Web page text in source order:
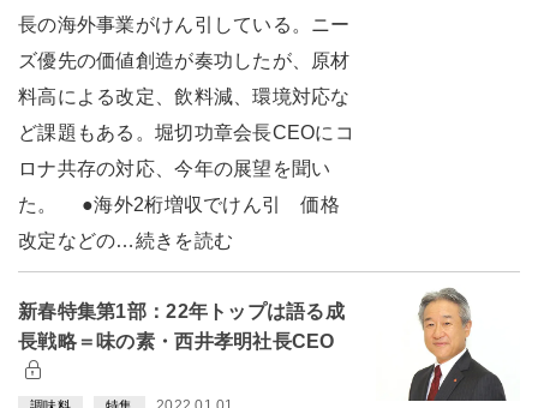
長の海外事業がけん引している。ニー
ズ優先の価値創造が奏功したが、原材
料高による改定、飲料減、環境対応な
ど課題もある。堀切功章会長CEOにコ
ロナ共存の対応、今年の展望を聞い
た。 ●海外2桁増収でけん引 価格
改定などの…続きを読む
新春特集第1部：22年トップは語る成
長戦略＝味の素・西井孝明社長CEO
調味料 特集